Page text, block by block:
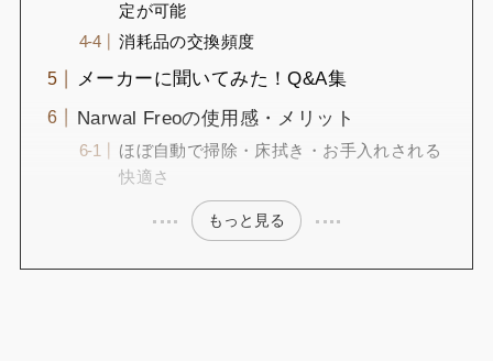
定が可能
消耗品の交換頻度
メーカーに聞いてみた！Q&A集
Narwal Freoの使用感・メリット
ほぼ自動で掃除・床拭き・お手入れされる
快適さ
もっと見る